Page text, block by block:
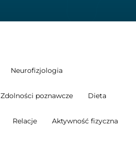
Neurofizjologia
Zdolności poznawcze Dieta
Relacje Aktywność fizyczna